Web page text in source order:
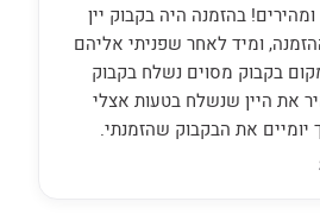
בהזמנה היה בקבוק יין
ומיד לאחר שפניתי אליהם
בקבוק מסוים נשלח בקבוק
את היין שנשלח בטעות אצלי
יומיים את הבקבוק שהזמנתי.